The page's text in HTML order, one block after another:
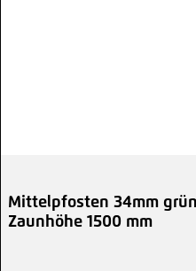
Mittelpfosten 34mm
Zaunhöhe 1500 mm